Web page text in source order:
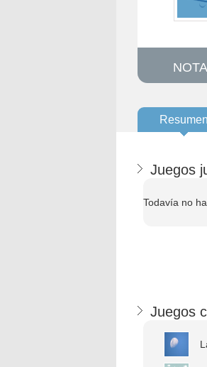
Resumen
Juegos
Todavía no
Juegos